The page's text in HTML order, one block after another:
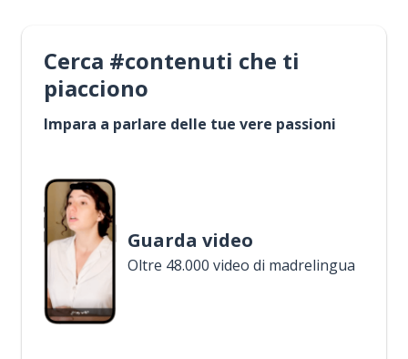
Cerca #contenuti che ti
piacciono
Impara a parlare delle tue vere passioni
Guarda video
Oltre 48.000 video di madrelingua